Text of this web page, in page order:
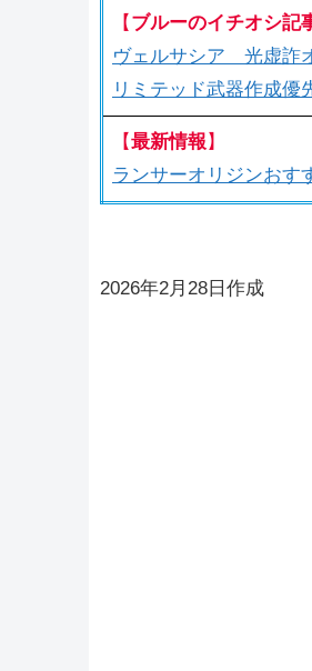
【 ブルーのイチオシ記
ヴェルサシア 光虚詐
リミテッド武器作成優
【最新情報 】
ランサーオリジンおす
2026年2月28日作成